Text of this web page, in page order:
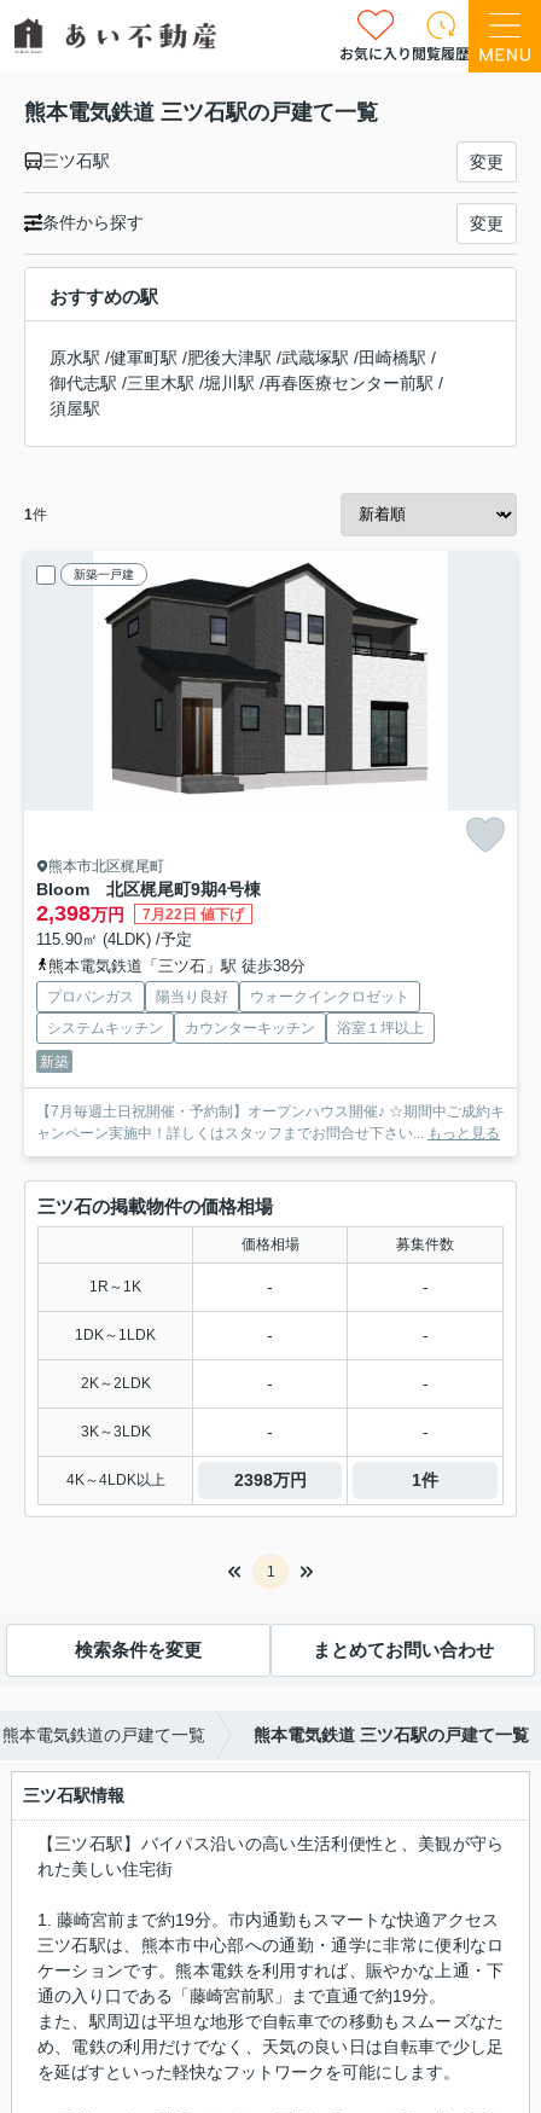
お気に入り閲覧履歴
熊本電気鉄道 三ツ石駅の戸建て一覧
三ツ石駅 変更
条件から探す 変更
おすすめの駅
原水駅 /健軍町駅 /肥後大津駅 /武蔵塚駅 /田崎橋駅 /
御代志駅 /三里木駅 /堀川駅 /再春医療センター前駅 /
須屋駅
1件
新築一戸建
熊本市北区梶尾町
Bloom 北区梶尾町9期4号棟
2,398万円 7月22日 値下げ
115.90㎡ (4LDK) /予定
熊本電気鉄道「三ツ石」駅 徒歩38分
プロパンガス 陽当り良好
ウォークインクロゼット
システムキッチン
カウンターキッチン
浴室１坪以上
新築
【7月毎週土日祝開催・予約制】オープンハウス開催♪ ☆期間中ご成約キ
ャンペーン実施中！詳しくはスタッフまでお問合せ下さい...
もっと見る
三ツ石の掲載物件の価格相場
価格相場 募集件数
1R～1K - -
1DK～1LDK - -
2K～2LDK - -
3K～3LDK - -
4K～4LDK以上 2398万円 1件
1
検索条件を変更 まとめてお問い合わせ
熊本電気鉄道の戸建て一覧 熊本電気鉄道 三ツ石駅の戸建て一覧
三ツ石駅情報
【三ツ石駅】バイパス沿いの高い生活利便性と、美観が守ら
れた美しい住宅街
1. 藤崎宮前まで約19分。市内通勤もスマートな快適アクセス
三ツ石駅は、熊本市中心部への通勤・通学に非常に便利なロ
ケーションです。熊本電鉄を利用すれば、賑やかな上通・下
通の入り口である「藤崎宮前駅」まで直通で約19分。
また、駅周辺は平坦な地形で自転車での移動もスムーズなた
め、電鉄の利用だけでなく、天気の良い日は自転車で少し足
を延ばすといった軽快なフットワークを可能にします。